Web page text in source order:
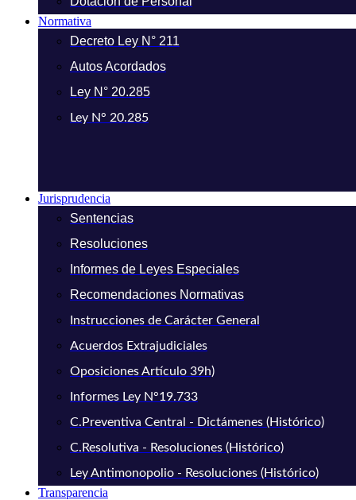
Normativa
Decreto Ley N° 211
Autos Acordados
Ley N° 20.285
Ley N° 20.285
Jurisprudencia
Sentencias
Resoluciones
Informes de Leyes Especiales
Recomendaciones Normativas
Instrucciones de Carácter General
Acuerdos Extrajudiciales
Oposiciones Artículo 39h)
Informes Ley N°19.733
C.Preventiva Central - Dictámenes (Histórico)
C.Resolutiva - Resoluciones (Histórico)
Ley Antimonopolio - Resoluciones (Histórico)
Transparencia